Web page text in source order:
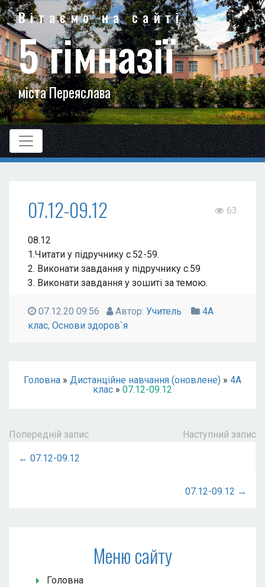
Вітаємо на сайті
5 гімназії
міста Переяслава
07.12-09.12 63
08.12
1.Читати у підручнику с.52-59.
2. Виконати завдання у підручнику с.59
3. Виконати завдання у зошиті за темою.
07.12.20 09:56 Автор: Учитель
4А
клас, Основи здоров`я
Головна » Дистанційне навчання (оновлене) » 4А
клас » 07.12-09.12
Попередній запис Наступний запис
← 07.12-09.12
07.12-09.12 →
Меню сайту
Головна